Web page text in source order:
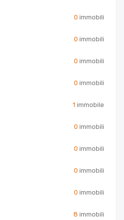
0 immobili
0 immobili
0 immobili
0 immobili
1 immobile
0 immobili
0 immobili
0 immobili
0 immobili
8 immobili